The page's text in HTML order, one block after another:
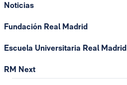
Noticias
Fundación Real Madrid
Escuela Universitaria Real Madrid
RM Next